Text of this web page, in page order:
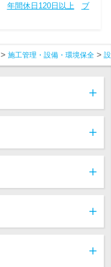
年間休日120日以上
ブ
施工管理・設備・環境保全